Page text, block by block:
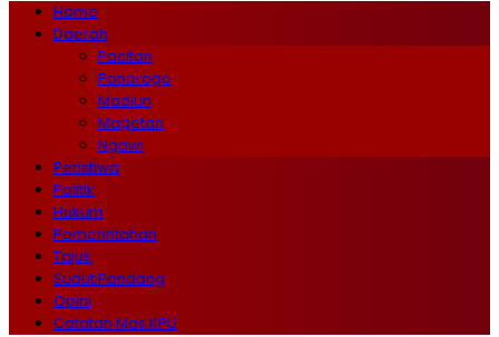
Home
Daerah
Pacitan
Ponorogo
Madiun
Magetan
Ngawi
Peristiwa
Politik
Hukum
Pemerintahan
Tajuk
Sudut Pandang
Opini
Catatan Mas KPU